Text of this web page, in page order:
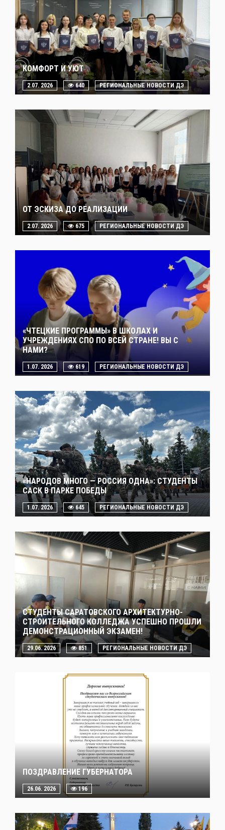
КОМФОРТ И УЮТ
2.07. 2026 640 РЕГИОНАЛЬНЫЕ НОВОСТИ ДЭ
ОТ ЭСКИЗА ДО РЕАЛИЗАЦИИ
2.07. 2026 675 РЕГИОНАЛЬНЫЕ НОВОСТИ ДЭ
«ЧТЕЦКИЕ ПРОГРАММЫ» В ШКОЛАХ И
УЧРЕЖДЕНИЯХ СПО ПО ВСЕЙ СТРАНЕ! ВЫ С
НАМИ?
1.07. 2026 619 РЕГИОНАЛЬНЫЕ НОВОСТИ ДЭ
«НАРОДОВ МНОГО — РОССИЯ ОДНА»: СТУДЕНТЫ
САСК В ПАРКЕ ПОБЕДЫ
1.07. 2026 645 РЕГИОНАЛЬНЫЕ НОВОСТИ ДЭ
СТУДЕНТЫ САРАТОВСКОГО АРХИТЕКТУРНО-
СТРОИТЕЛЬНОГО КОЛЛЕДЖА УСПЕШНО ПРОШЛИ
ДЕМОНСТРАЦИОННЫЙ ЭКЗАМЕН!
29.06. 2026 851 РЕГИОНАЛЬНЫЕ НОВОСТИ ДЭ
ПОЗДРАВЛЕНИЕ ГУБЕРНАТОРА
26.06. 2026 196